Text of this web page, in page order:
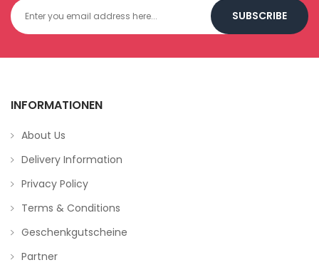
SUBSCRIBE
INFORMATIONEN
About Us
Delivery Information
Privacy Policy
Terms & Conditions
Geschenkgutscheine
Partner